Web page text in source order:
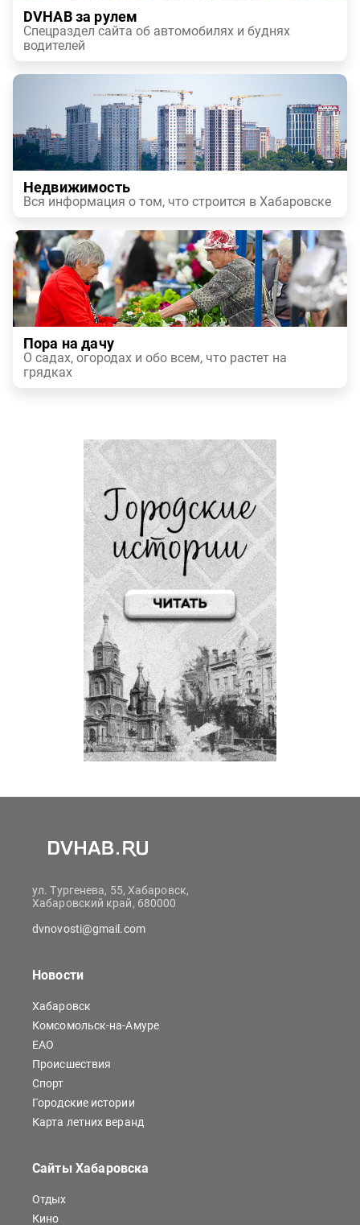
DVHAB за рулем
Спецраздел сайта об автомобилях и буднях
водителей
Недвижимость
Вся информация о том, что строится в Хабаровске
Пора на дачу
О садах, огородах и обо всем, что растет на
грядках
ул. Тургенева, 55, Хабаровск,
Хабаровский край, 680000
dvnovosti@gmail.com
Новости
Хабаровск
Комсомольск-на-Амуре
ЕАО
Происшествия
Спорт
Городские истории
Карта летних веранд
Сайты Хабаровска
Отдых
Кино